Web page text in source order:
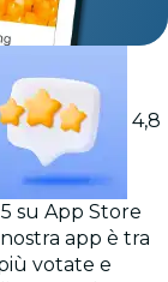
4,8
su App Store
app è tra
votate e